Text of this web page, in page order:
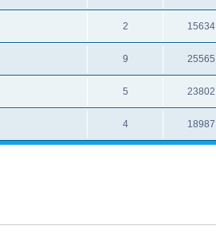
2 15634
9 25565
5 23802
4 18987